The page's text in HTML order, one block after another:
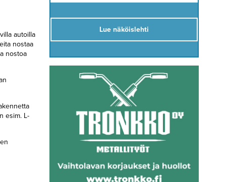
autoilla
nostaa
nostoa
esim. L-
Lue näköislehti